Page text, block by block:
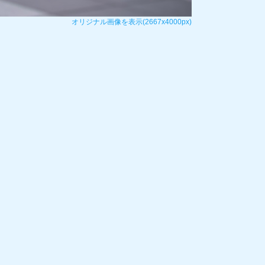
オリジナル画像を表示(2667x4000px)